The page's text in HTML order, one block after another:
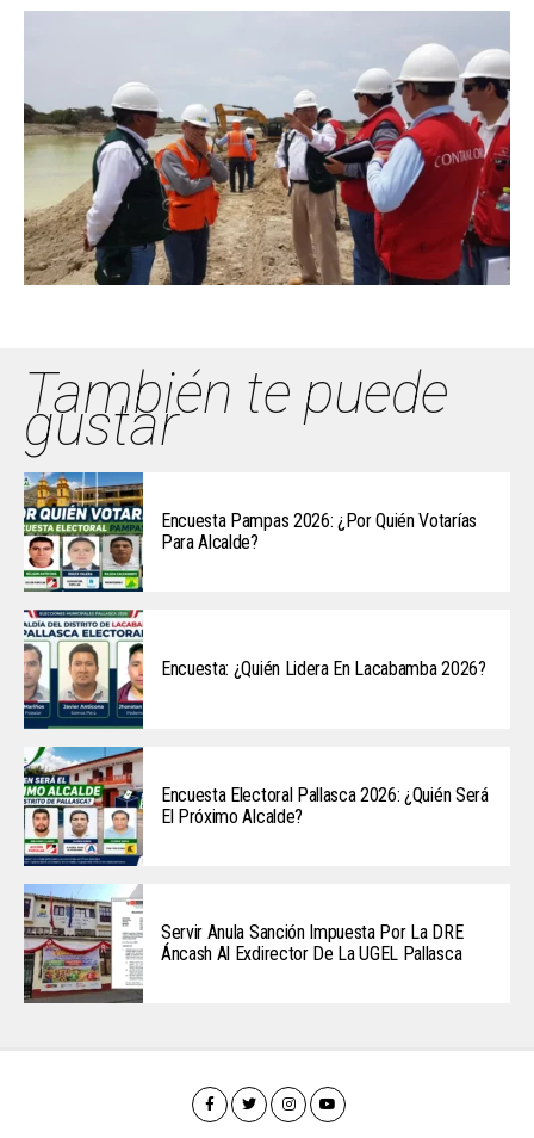
También te puede
gustar
Encuesta Pampas 2026: ¿Por Quién Votarías
Para Alcalde?
Encuesta: ¿Quién Lidera En Lacabamba 2026?
Encuesta Electoral Pallasca 2026: ¿Quién Será
El Próximo Alcalde?
Servir Anula Sanción Impuesta Por La DRE
Áncash Al Exdirector De La UGEL Pallasca